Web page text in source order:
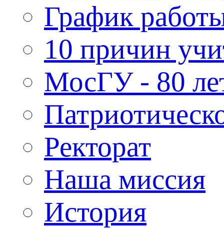
График
10 причин
МосГУ - 80
Ректорат
Наша миссия
История